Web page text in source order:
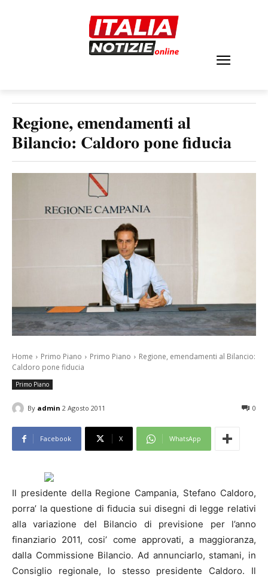
Regione, emendamenti al
Bilancio: Caldoro pone fiducia
Home Primo Piano Primo Piano
Regione, emendamenti al Bilancio:
Caldoro pone fiducia
Primo Piano
By admin 2 Agosto 2011 0
Facebook X WhatsApp
Il presidente della Regione Campania, Stefano Caldoro,
porra’ la questione di fiducia sui disegni di legge relativi
alla variazione del Bilancio di previsione per l’anno
finanziario 2011, cosi’ come approvati, a maggioranza,
dalla Commissione Bilancio. Ad annunciarlo, stamani, in
Consiglio regionale, lo stesso presidente Caldoro. Il